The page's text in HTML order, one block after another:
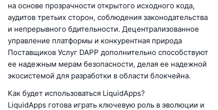
на основе прозрачности открытого исходного кода,
аудитов третьих сторон, соблюдения законодательства
и непрерывного бдительности. Децентрализованное
управление платформы и конкурентная природа
Поставщиков Услуг DAPP дополнительно способствуют
ее надежным мерам безопасности, делая ее надежной
экосистемой для разработки в области блокчейна.
Как будет использоваться LiquidApps?
LiquidApps готова играть ключевую роль в эволюции и